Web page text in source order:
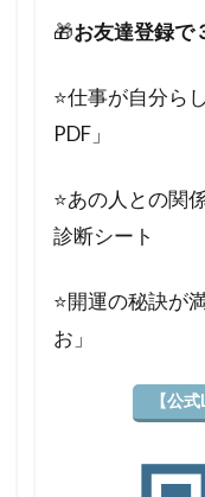
🎁お友達登録で
⭐️仕事が自分ら
PDF」
⭐️あの人との関
診断シート
⭐️開運の秘訣が
お」
【公